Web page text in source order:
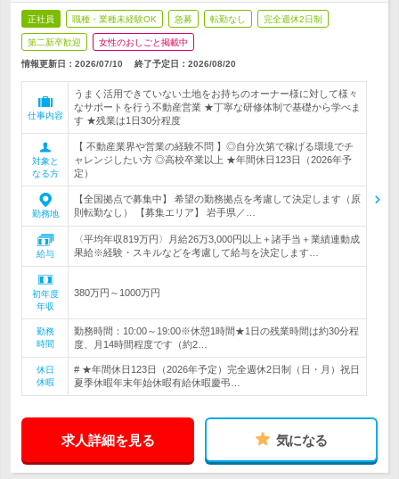
正社員 職種・業種未経験OK 急募 転勤なし 完全週休2日制
第二新卒歓迎 女性のおしごと掲載中
情報更新日：2026/07/10 終了予定日： 2026/08/20
仕事内容
うまく活用できていない土地をお持ちのオーナー様に対して様々
なサポートを行う不動産営業 ★丁寧な研修体制で基礎から学べま
す ★残業は1日30分程度
対象と
なる方
【 不動産業界や営業の経験不問 】◎自分次第で稼げる環境でチ
ャレンジしたい方 ◎高校卒業以上 ★年間休日123日（2026年予
定）
勤務地
【全国拠点で募集中】 希望の勤務拠点を考慮して決定します（原
則転勤なし） 【募集エリア】 岩手県／…
給与
〈平均年収819万円〉月給26万3,000円以上＋諸手当＋業績連動成
果給※経験・スキルなどを考慮して給与を決定します…
初年度
年収
380万円～1000万円
勤務
時間
勤務時間：10:00～19:00※休憩1時間★1日の残業時間は約30分程
度、月14時間程度です（約2…
休日
休暇
# ★年間休日123日（2026年予定）完全週休2日制（日・月）祝日
夏季休暇年末年始休暇有給休暇慶弔…
求人詳細を見る 気になる